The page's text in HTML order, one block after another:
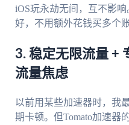
iOS玩永劫无间，互不影
好，不用额外花钱买多个账
3. 稳定无限流量 +
流量焦虑
以前用某些加速器时，我
期卡顿。但Tomato加速器